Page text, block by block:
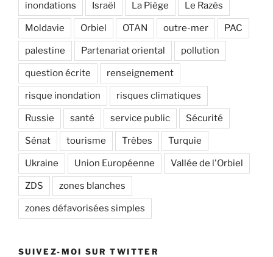
inondations Israël La Piège Le Razès
Moldavie Orbiel OTAN outre-mer PAC
palestine Partenariat oriental pollution
question écrite renseignement
risque inondation risques climatiques
Russie santé service public Sécurité
Sénat tourisme Trèbes Turquie
Ukraine Union Européenne Vallée de l'Orbiel
ZDS zones blanches
zones défavorisées simples
SUIVEZ-MOI SUR TWITTER